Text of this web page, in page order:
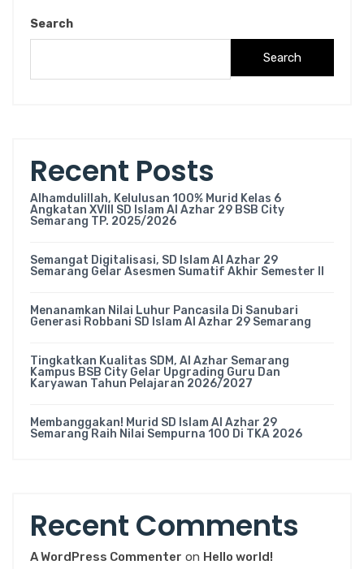
Search
Search
Recent Posts
Alhamdulillah, Kelulusan 100% Murid Kelas 6
Angkatan XVIII SD Islam Al Azhar 29 BSB City
Semarang TP. 2025/2026
Semangat Digitalisasi, SD Islam Al Azhar 29
Semarang Gelar Asesmen Sumatif Akhir Semester II
Menanamkan Nilai Luhur Pancasila Di Sanubari
Generasi Robbani SD Islam Al Azhar 29 Semarang
Tingkatkan Kualitas SDM, Al Azhar Semarang
Kampus BSB City Gelar Upgrading Guru Dan
Karyawan Tahun Pelajaran 2026/2027
Membanggakan! Murid SD Islam Al Azhar 29
Semarang Raih Nilai Sempurna 100 Di TKA 2026
Recent Comments
A WordPress Commenter on Hello world!